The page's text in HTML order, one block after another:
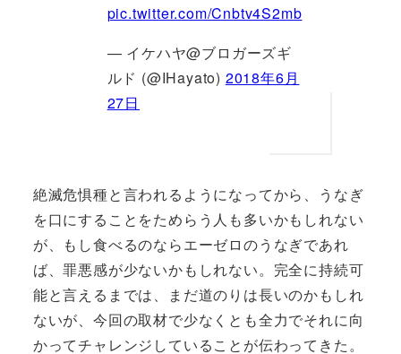
pic.twitter.com/Cnbtv4S2mb
— イケハヤ@ブロガーズギ
ルド (@IHayato) 2018年6月
27日
絶滅危惧種と言われるようになってから、うなぎ
を口にすることをためらう人も多いかもしれない
が、もし食べるのならエーゼロのうなぎであれ
ば、罪悪感が少ないかもしれない。完全に持続可
能と言えるまでは、まだ道のりは長いのかもしれ
ないが、今回の取材で少なくとも全力でそれに向
かってチャレンジしていることが伝わってきた。